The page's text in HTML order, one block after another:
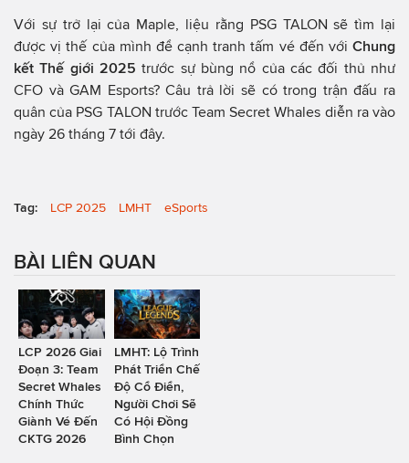
Với sự trở lại của Maple, liệu rằng PSG TALON sẽ tìm lại
được vị thế của mình để cạnh tranh tấm vé đến với Chung
kết Thế giới 2025 trước sự bùng nổ của các đối thủ như
CFO và GAM Esports? Câu trả lời sẽ có trong trận đấu ra
quân của PSG TALON trước Team Secret Whales diễn ra vào
ngày 26 tháng 7 tới đây.
Tag: LCP 2025 LMHT eSports
BÀI LIÊN QUAN
LCP 2026 Giai
Đoạn 3: Team
Secret Whales
Chính Thức
Giành Vé Đến
CKTG 2026
LMHT: Lộ Trình
Phát Triển Chế
Độ Cổ Điển,
Người Chơi Sẽ
Có Hội Đồng
Bình Chọn